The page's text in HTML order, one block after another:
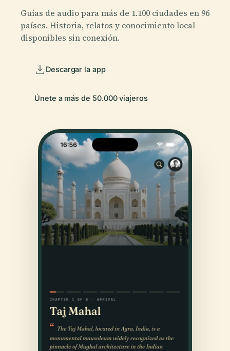
Guías de audio para más de 1.100 ciudades en 96
países. Historia, relatos y conocimiento local —
disponibles sin conexión.
Descargar la app
Únete a más de 50.000 viajeros